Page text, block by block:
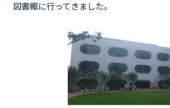
図書館に行ってきました。